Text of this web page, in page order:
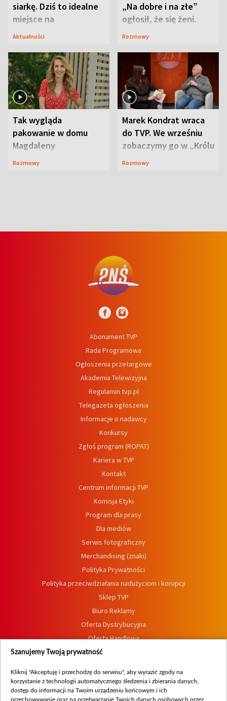
siarkę. Dziś to idealne
miejsce na
wypoczynek
Aktualności
„Na dobre i na złe”
ogłosił, że się żeni.
Zdradził, co zmienił
Rozmowy
Tak wygląda
pakowanie w domu
Magdaleny
Waligórskiej-Lisieckiej.
Rozmowy
Marek Kondrat wraca
do TVP. We wrześniu
zobaczymy go w „Królu
Maciusiu I”
Rozmowy
Abonament TVP
Rada Programowa
Ogłoszenia przetargowe
Akademia Telewizyjna
Regulamin tvp.pl
Telegazeta ogłoszenia
Informacje o nadawcy
Konkursy
Zgłoś program (ROPAT)
Kariera w TVP
Kontakt
Centrum informacji TVP
Komisja Etyki
Program dla prasy
Dla mediów
Serwis fotograficzny
Merchandising (znaki)
Polityka Prywatności
Polityka przeciwdziałania nadużyciom i korupcji
Sklep TVP
Biuro Reklamy
Oferta Dystrybucyjna
Oferta Handlowa
Dostępność
Procedura zgłoszeń wewnętrznych
Szanujemy Twoją prywatność
Kliknij "Akceptuję i przechodzę do serwisu", aby wyrazić zgody na
korzystanie z technologii automatycznego śledzenia i zbierania danych,
dostęp do informacji na Twoim urządzeniu końcowym i ich
przechowywanie oraz na przetwarzanie Twoich danych osobowych przez